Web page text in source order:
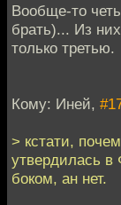
Вообще-то
брать)... Из
только третью.
Кому: Инeй,
> кстати,
утвердилась в
боком, ан нет.